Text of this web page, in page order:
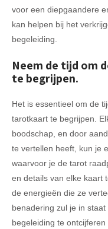
voor een diepgaandere
kan helpen bij het
begeleiding.
Neem de tijd om
te begrijpen.
Het is essentieel om de
tarotkaart te begrijpen.
boodschap, en door
te vertellen heeft, kun je
waarvoor je de tarot
en details van elke kaart
de energieën die ze
benadering zul je in
begeleiding te